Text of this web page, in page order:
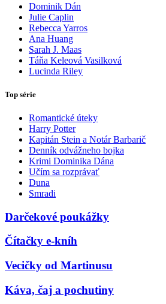
Dominik Dán
Julie Caplin
Rebecca Yarros
Ana Huang
Sarah J. Maas
Táňa Keleová Vasilková
Lucinda Riley
Top série
Romantické úteky
Harry Potter
Kapitán Stein a Notár Barbarič
Denník odvážneho bojka
Krimi Dominika Dána
Učím sa rozprávať
Duna
Smradi
Darčekové poukážky
Čítačky e-kníh
Vecičky od Martinusu
Káva, čaj a pochutiny